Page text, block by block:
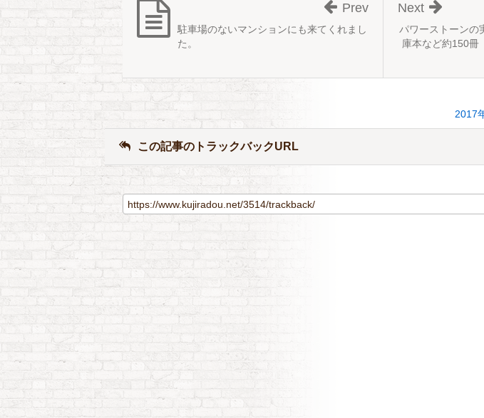
パワーストーンの
庫本など約150
Next
駐車場のないマンションにも来てくれまし
た。
Prev
2017
この記事のトラックバックURL